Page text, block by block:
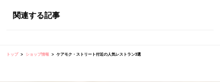
関連する記事
トップ ショップ情報 ケアモク・ストリート付近の人気レストラン3選